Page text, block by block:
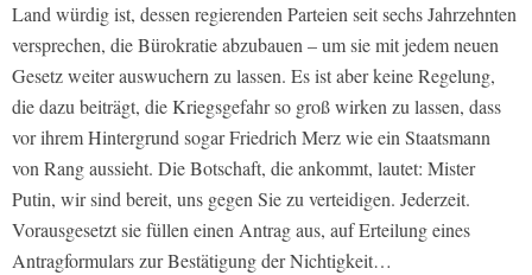
Land würdig ist, dessen regierenden Parteien seit sechs Jahrzehnten
versprechen, die Bürokratie abzubauen – um sie mit jedem neuen
Gesetz weiter auswuchern zu lassen. Es ist aber keine Regelung,
die dazu beiträgt, die Kriegsgefahr so groß wirken zu lassen, dass
vor ihrem Hintergrund sogar Friedrich Merz wie ein Staatsmann
von Rang aussieht. Die Botschaft, die ankommt, lautet: Mister
Putin, wir sind bereit, uns gegen Sie zu verteidigen. Jederzeit.
Vorausgesetzt sie füllen einen Antrag aus, auf Erteilung eines
Antragformulars zur Bestätigung der Nichtigkeit…